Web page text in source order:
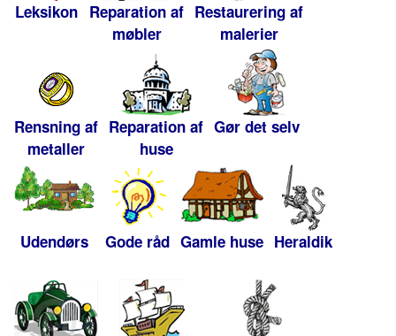
Leksikon Reparation af
møbler
Restaurering af
malerier
Rensning af
metaller
Reparation af
huse
Gør det selv
Udendørs Gode råd Gamle huse Heraldik